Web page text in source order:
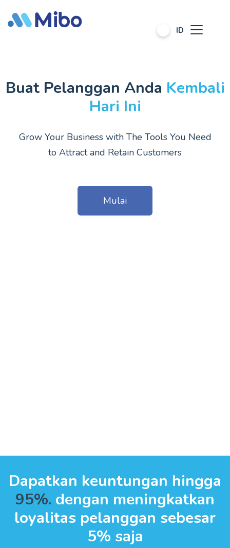
ID
Buat Pelanggan Anda Kembali
Hari Ini
Grow Your Business with The Tools You Need
to Attract and Retain Customers
Mulai
Dapatkan keuntungan hingga
95%. dengan meningkatkan
loyalitas pelanggan sebesar
5% saja